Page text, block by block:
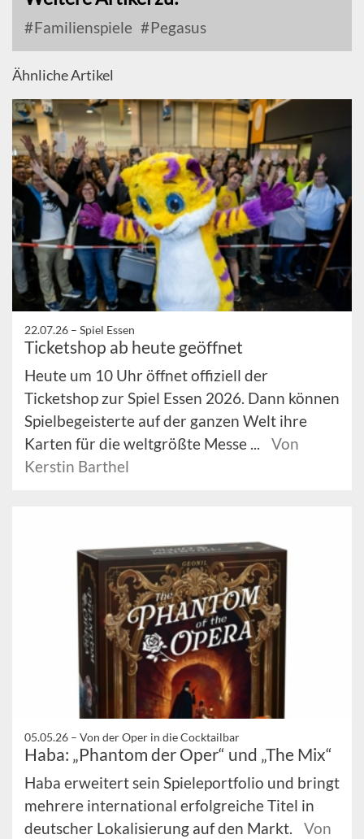
Familienspiele Pegasus
Ähnliche Artikel
22.07.26 – Spiel Essen
Ticketshop ab heute geöffnet
Heute um 10 Uhr öffnet offiziell der
Ticketshop zur Spiel Essen 2026. Dann können
Spielbegeisterte auf der ganzen Welt ihre
Karten für die weltgrößte Messe ...
Von
Kerstin Barthel
05.05.26 – Von der Oper in die Cocktailbar
Haba: „Phantom der Oper“ und „The Mix“
Haba erweitert sein Spieleportfolio und bringt
mehrere international erfolgreiche Titel in
deutscher Lokalisierung auf den Markt.
Von